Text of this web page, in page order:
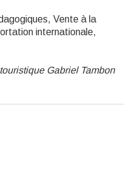
Vente à la
internationale,
Gabriel Tambon